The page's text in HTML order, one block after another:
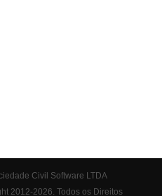
Civil Software LTDA
2012-2026. Todos os Direitos